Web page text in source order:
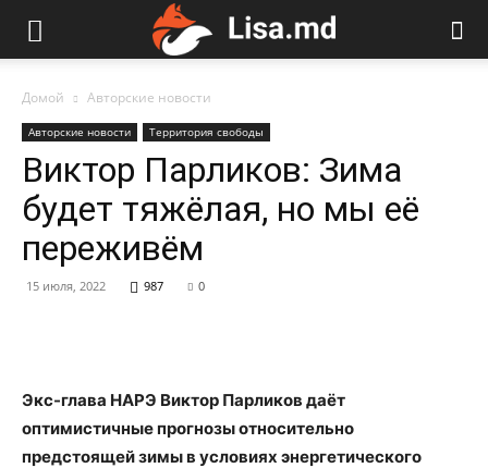
Домой Авторские новости
Авторские новости Территория свободы
Виктор Парликов: Зима
будет тяжёлая, но мы её
переживём
15 июля, 2022 987 0
Экс-глава НАРЭ Виктор Парликов даёт
оптимистичные прогнозы относительно
предстоящей зимы в условиях энергетического